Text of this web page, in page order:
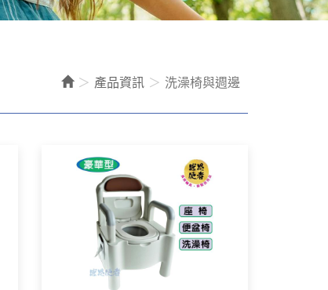
產品資訊 洗澡椅與週邊